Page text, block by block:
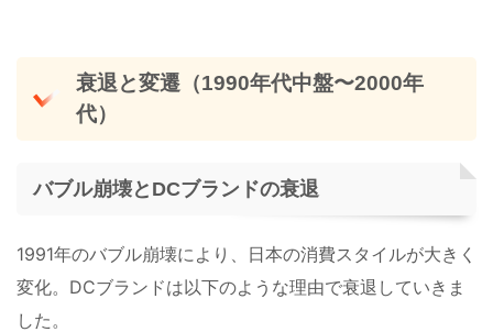
衰退と変遷（1990年代中盤〜2000年
代）
バブル崩壊とDCブランドの衰退
1991年のバブル崩壊により、日本の消費スタイルが大きく
変化。DCブランドは以下のような理由で衰退していきま
した。